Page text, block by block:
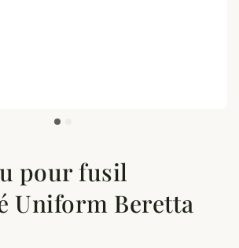
zoom_out_map
pour fusil
Uniform Beretta